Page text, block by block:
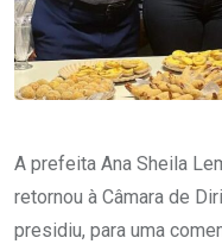
A prefeita Ana Sheila
retornou à Câmara de
presidiu, para uma